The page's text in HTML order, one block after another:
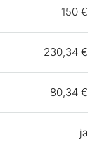
150 €
230,34 €
80,34 €
ja